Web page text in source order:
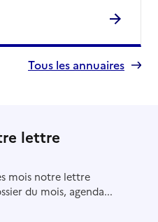
Tous les annuaires
lettre
mois notre lettre
du mois, agenda...